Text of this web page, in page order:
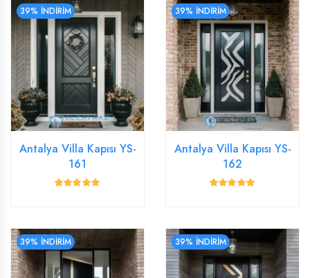
39% İNDİRİM
Antalya Villa Kapısı YS-
161
39% İNDİRİM
Antalya Villa Kapısı YS-
162
39% İNDİRİM 39% İNDİRİM